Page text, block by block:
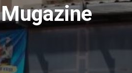
Mugazine